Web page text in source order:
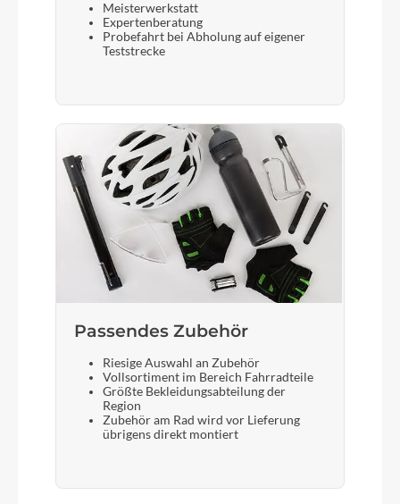
Meisterwerkstatt
Expertenberatung
Probefahrt bei Abholung auf eigener
Teststrecke
Passendes Zubehör
Riesige Auswahl an Zubehör
Vollsortiment im Bereich Fahrradteile
Größte Bekleidungsabteilung der
Region
Zubehör am Rad wird vor Lieferung
übrigens direkt montiert